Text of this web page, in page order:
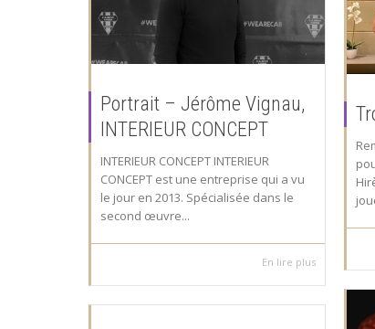
Portrait – Jérôme Vignau,
INTERIEUR CONCEPT
INTERIEUR CONCEPT INTERIEUR
CONCEPT est une entreprise qui a vu
le jour en 2013. Spécialisée dans le
second œuvre...
En lire plus